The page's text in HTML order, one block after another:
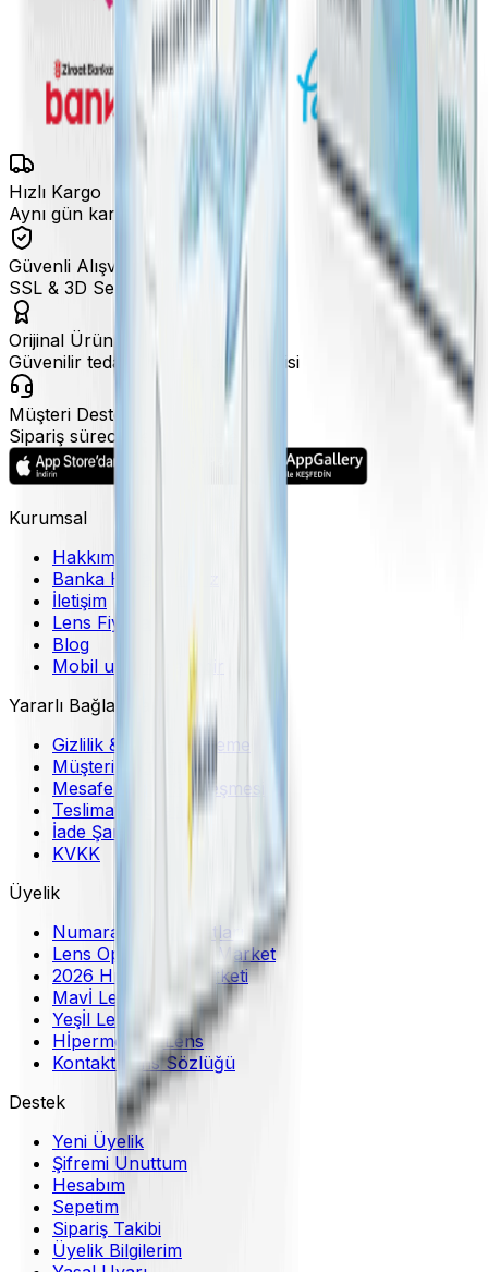
Hızlı Kargo
Aynı gün kargo fırsatları
Güvenli Alışveriş
SSL & 3D Secure ile ödeme
Orijinal Ürün
Güvenilir tedarik ve marka garantisi
Müşteri Desteği
Sipariş sürecinde hızlı destek
Kurumsal
Hakkımızda
Banka Hesaplarımız
İletişim
Lens Fiyatları
Blog
Mobil uygulama indir
Yararlı Bağlantılar
Gizlilik & Güvenli Ödeme
Müşteri Hizmetleri
Mesafeli Satış Sözleşmesi
Teslimat Bilgileri
İade Şartları
KVKK
Üyelik
Numaralı Lens Fiyatları
Lens Optikal Online Market
2026 Hızlı Lens Marketi
Mavİ Lens
Yeşİl Lens
Hİpermetrop Lens
Kontakt Lens Sözlüğü
Destek
Yeni Üyelik
Şifremi Unuttum
Hesabım
Sepetim
Sipariş Takibi
Üyelik Bilgilerim